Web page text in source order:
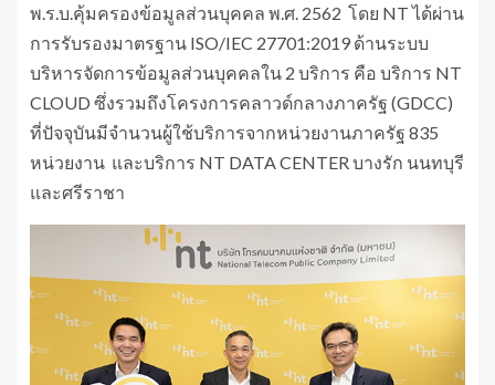
พ.ร.บ.คุ้มครองข้อมูลส่วนบุคคล พ.ศ. 2562 โดย NT ได้ผ่าน
การรับรองมาตรฐาน ISO/IEC 27701:2019 ด้านระบบ
บริหารจัดการข้อมูลส่วนบุคคลใน 2 บริการ คือ บริการ NT
CLOUD ซึ่งรวมถึงโครงการคลาวด์กลางภาครัฐ (GDCC)
ที่ปัจจุบันมีจำนวนผู้ใช้บริการจากหน่วยงานภาครัฐ 835
หน่วยงาน และบริการ NT DATA CENTER บางรัก นนทบุรี
และศรีราชา